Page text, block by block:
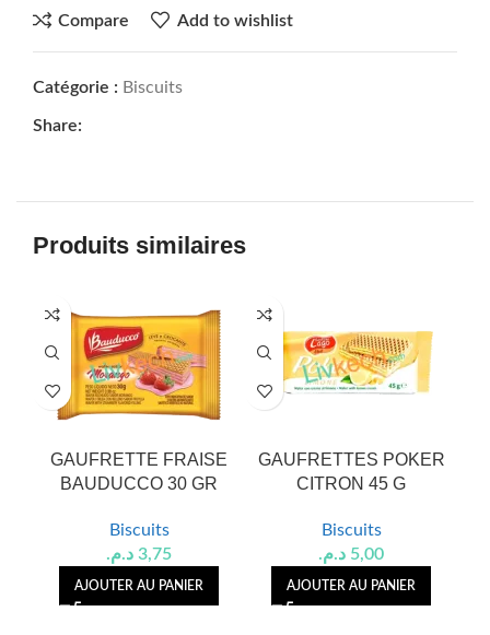
Compare Add to wishlist
Catégorie : Biscuits
Share:
Produits similaires
GAUFRETTE FRAISE
BAUDUCCO 30 GR
Biscuits
3,75 د.م.
AJOUTER AU PANIER
GAUFRETTES POKER
CITRON 45 G
Biscuits
5,00 د.م.
AJOUTER AU PANIER